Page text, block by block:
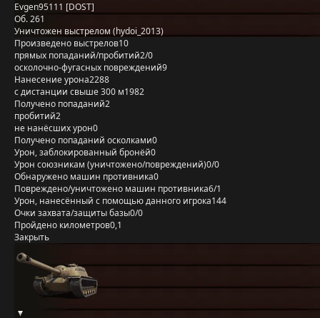
Evgen95111 [DOST]
Об. 261
Уничтожен выстрелом (hydoi_2013)
Произведено выстрелов10
прямых попаданий/пробитий2/0
осколочно-фугасных повреждений9
Нанесение урона2288
с дистанции свыше 300 м1982
Получено попаданий2
пробитий2
не нанёсших урон0
Получено попаданий осколками0
Урон, заблокированный бронёй0
Урон союзникам (уничтожено/повреждений)0/0
Обнаружено машин противника0
Повреждено/уничтожено машин противника6/1
Урон, нанесённый с помощью данного игрока144
Очки захвата/защиты базы0/0
Пройдено километров0,1
Закрыть